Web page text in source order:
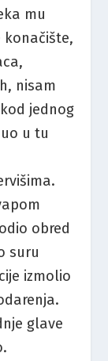
mu
konačište,
nisam
jednog
u tu
obred
suru
izmolio
glave